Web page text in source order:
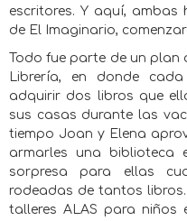
escritores. Y aquí,
de El Imaginario,
Todo fue parte de un plan
Librería, en donde
adquirir dos libros que
sus casas durante las
tiempo Joan y Elena
armarles una biblioteca
sorpresa para ellas
rodeadas de tantos
talleres ALAS para niños